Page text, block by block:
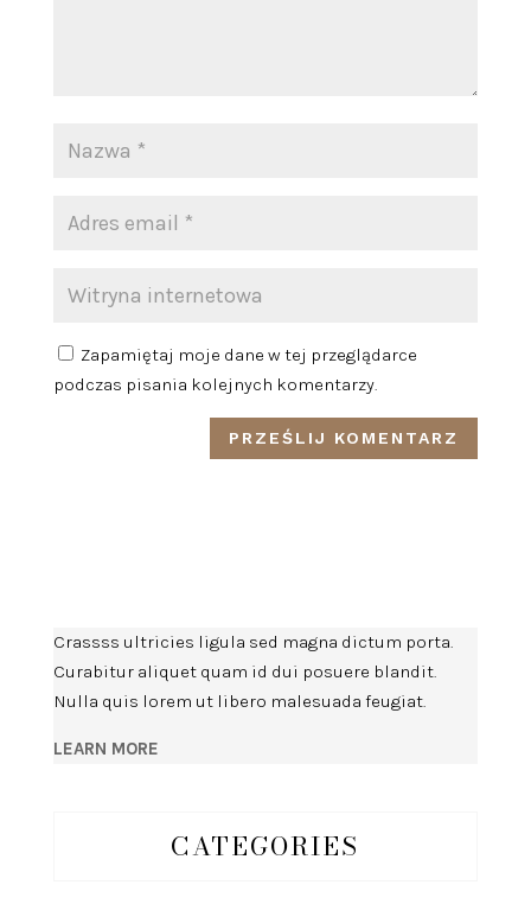
Zapamiętaj moje dane w tej przeglądarce
podczas pisania kolejnych komentarzy.
Crassss ultricies ligula sed magna dictum porta.
Curabitur aliquet quam id dui posuere blandit.
Nulla quis lorem ut libero malesuada feugiat.
LEARN MORE
CATEGORIES